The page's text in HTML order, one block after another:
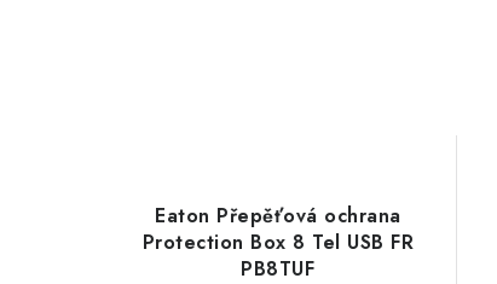
Eaton Přepěťová ochrana
Protection Box 8 Tel USB FR
PB8TUF